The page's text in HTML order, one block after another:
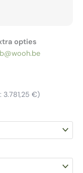
3.781,25 €)
opties